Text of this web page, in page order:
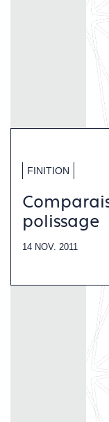
FINITION
polissage
14 NOV. 2011